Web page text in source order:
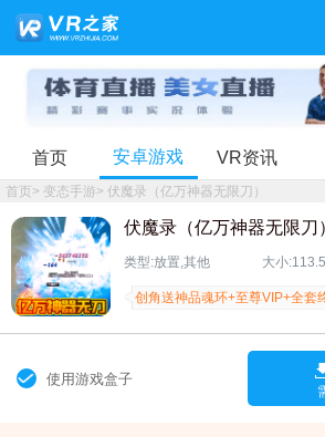
首页 安卓游戏 VR资讯
首页> 变态手游> 伏魔录（亿万神器无限刀）
伏魔录（亿万神器无限刀
类型:放置,其他 大小
创角送神品魂环+至尊VIP+全套
使用游戏盒子